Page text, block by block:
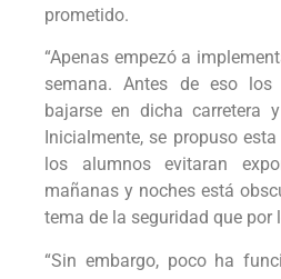
prometido.
“Apenas empezó a
semana. Antes de eso
bajarse en dicha carretera
Inicialmente, se propuso
los alumnos evitaran
mañanas y noches está
tema de la seguridad que por
“Sin embargo, poco ha